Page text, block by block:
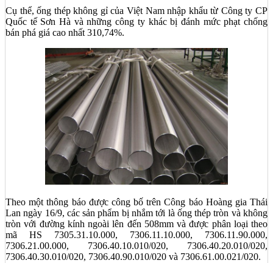
Cụ thể, ống thép không gỉ của Việt Nam nhập khẩu từ Công ty CP
Quốc tế Sơn Hà và những công ty khác bị đánh mức phạt chống
bán phá giá cao nhất 310,74%.
Theo một thông báo được công bố trên Công báo Hoàng gia Thái
Lan ngày 16/9, các sản phẩm bị nhắm tới là ống thép tròn và không
tròn với đường kính ngoài lên đến 508mm và được phân loại theo
mã HS 7305.31.10.000, 7306.11.10.000, 7306.11.90.000,
7306.21.00.000, 7306.40.10.010/020, 7306.40.20.010/020,
7306.40.30.010/020, 7306.40.90.010/020 và 7306.61.00.021/020.